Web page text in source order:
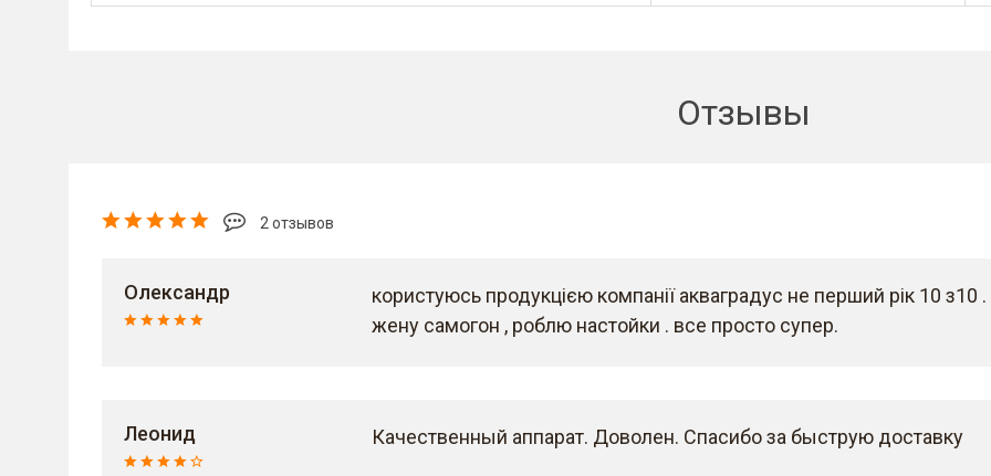
Отзывы
2 отзывов
Олександр
користуюсь продукцією компанії акваградус не перший рік 10 з10
жену самогон , роблю настойки . все просто супер.
Леонид Качественный аппарат. Доволен. Спасибо за быструю доставку